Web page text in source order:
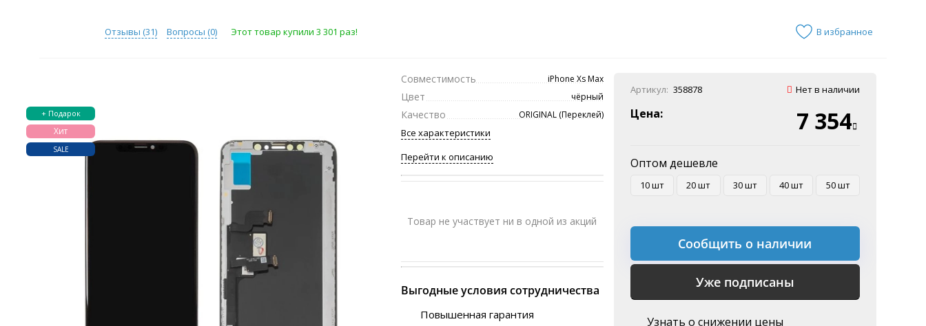
Отзывы (31) Вопросы (0) Этот товар купили 3 301 раз! В избранное
+ Подарок
Хит
SALE
Совместимость iPhone Xs Max
Цвет чёрный
Качество ORIGINAL (Переклей)
Все характеристики
Перейти к описанию
Товар не участвует ни в одной из акций
Выгодные условия сотрудничества
Повышенная гарантия
Артикул: 358878 Нет в наличии
Цена: 7 354
Оптом дешевле
10 шт 20 шт 30 шт 40 шт 50 шт
Сообщить о наличии
Уже подписаны
Узнать о снижении цены